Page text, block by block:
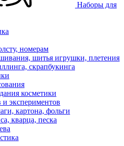
Наборы для
номерам
шитья игрушки, плетения
скрапбукинга
косметики
экспериментов
картона, фольги
кварца, песка